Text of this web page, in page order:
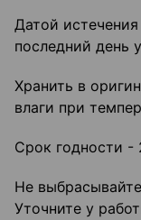
Датой
последний день
Хранить в
влаги при
Срок годности -
Не
Уточните у